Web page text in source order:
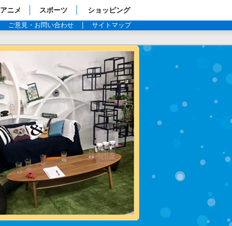
アニメ スポーツ ショッピング
ご意見・お問い合わせ サイトマップ